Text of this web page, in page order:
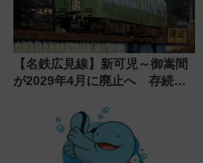
【名鉄広見線】新可児～御嵩間
が2029年4月に廃止へ 存続協